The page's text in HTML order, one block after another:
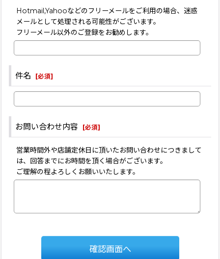
Hotmail,Yahooなどのフリーメールをご利用の場合、迷惑
メールとして処理される可能性がございます。
フリーメール以外のご登録をお勧めします。
件名 [必須]
お問い合わせ内容 [必須]
営業時間外や店舗定休日に頂いたお問い合わせにつきまして
は、回答までにお時間を頂く場合がございます。
ご理解の程よろしくお願いいたします。
確認画面へ